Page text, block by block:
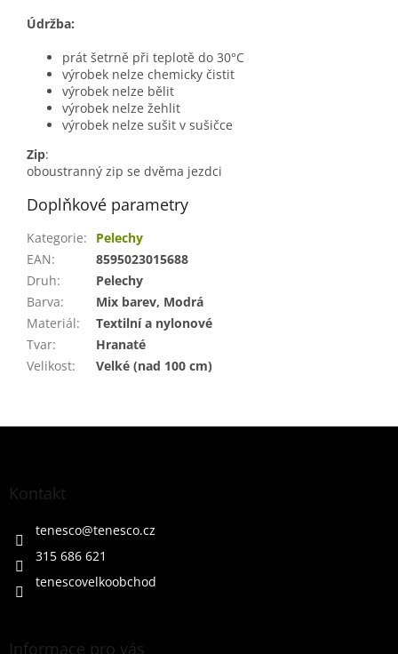
Údržba:
prát šetrně při teplotě do 30°C
výrobek nelze chemicky čistit
výrobek nelze bělit
výrobek nelze žehlit
výrobek nelze sušit v sušičce
Zip:
oboustranný zip se dvěma jezdci
Doplňkové parametry
Kategorie:
Pelechy
EAN:
8595023015688
Druh:
Pelechy
Barva:
Mix barev, Modrá
Materiál:
Textilní a nylonové
Tvar:
Hranaté
Velikost: Velké (nad 100 cm)
Z
Kontakt
tenesco@tenesco.cz
315 686 621
tenescovelkoobchod
Informace pro vás